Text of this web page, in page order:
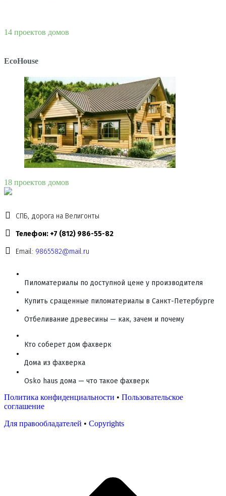
14 проектов домов
EcoHouse
18 проектов домов
СПБ, дорога на Велигонты
Телефон: +7 (812) 986-55-82
Email: 9865582@mail.ru
Пиломатериалы по доступной цене у производителя
Купить сращенные пиломатериалы в Санкт-Петербурге
Отбеливание древесины — как, зачем и почему
Кто соберет дом фахверк
Дома из фахверка
Osko haus дома — что такое фахверк
Политика конфиденциальности • Пользовательское
соглашение
Для правообладателей • Copyrights